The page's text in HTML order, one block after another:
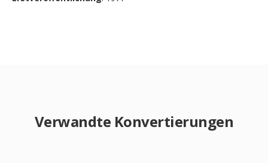
Verwandte Konvertierungen